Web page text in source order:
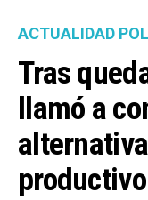
ACTUALIDAD
Tras
llamó a
productivo